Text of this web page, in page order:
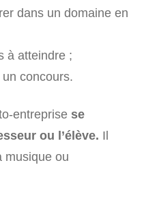
dans un domaine en
à atteindre ;
concours.
entreprise se
ou l’élève. Il
musique ou